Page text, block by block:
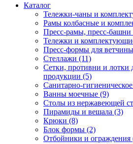
Каталог
Тележки-чаны и
Рамы колбасные и
Пресс-рамы, пресс-
Тележки и
Пресс-формы для
Стеллажи (11)
Сетки, противни и лотки
продукции (5)
Санитарно-
Ванны моечные (9)
Столы из нержавеющей
Пирамиды и вешала (3)
Крюки (8)
Блок формы (2)
Отбойники и ограждения